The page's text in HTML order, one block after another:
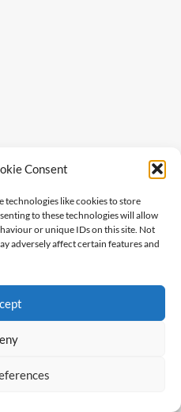
Consent
technologies like cookies to store
to these technologies will allow
or unique IDs on this site. Not
adversely affect certain features and
ISHTE